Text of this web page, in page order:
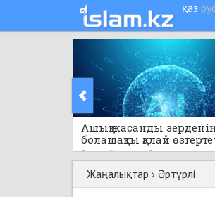
қаз
Ашық жасанды
болашақты қалай
айтылды
9 сағат бұрын 0
Жаңалықтар › Әртүрлі